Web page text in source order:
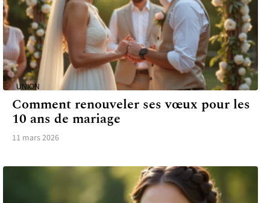
UNION
Comment renouveler ses vœux pour les
10 ans de mariage
11 mars 2026